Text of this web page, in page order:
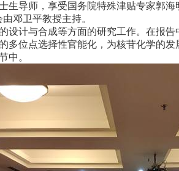
生导师，享受国务院特殊津贴专家郭海
邓卫平教授主持。
设计与合成等方面的研究工作。在报
多位点选择性官能化，为核苷化学的
中。